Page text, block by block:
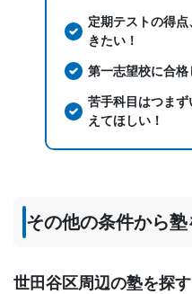
定期テストの得
きたい！
第一志望校に合格
苦手科目はつま
えてほしい！
その他の条件から
世田谷区周辺の塾を探す